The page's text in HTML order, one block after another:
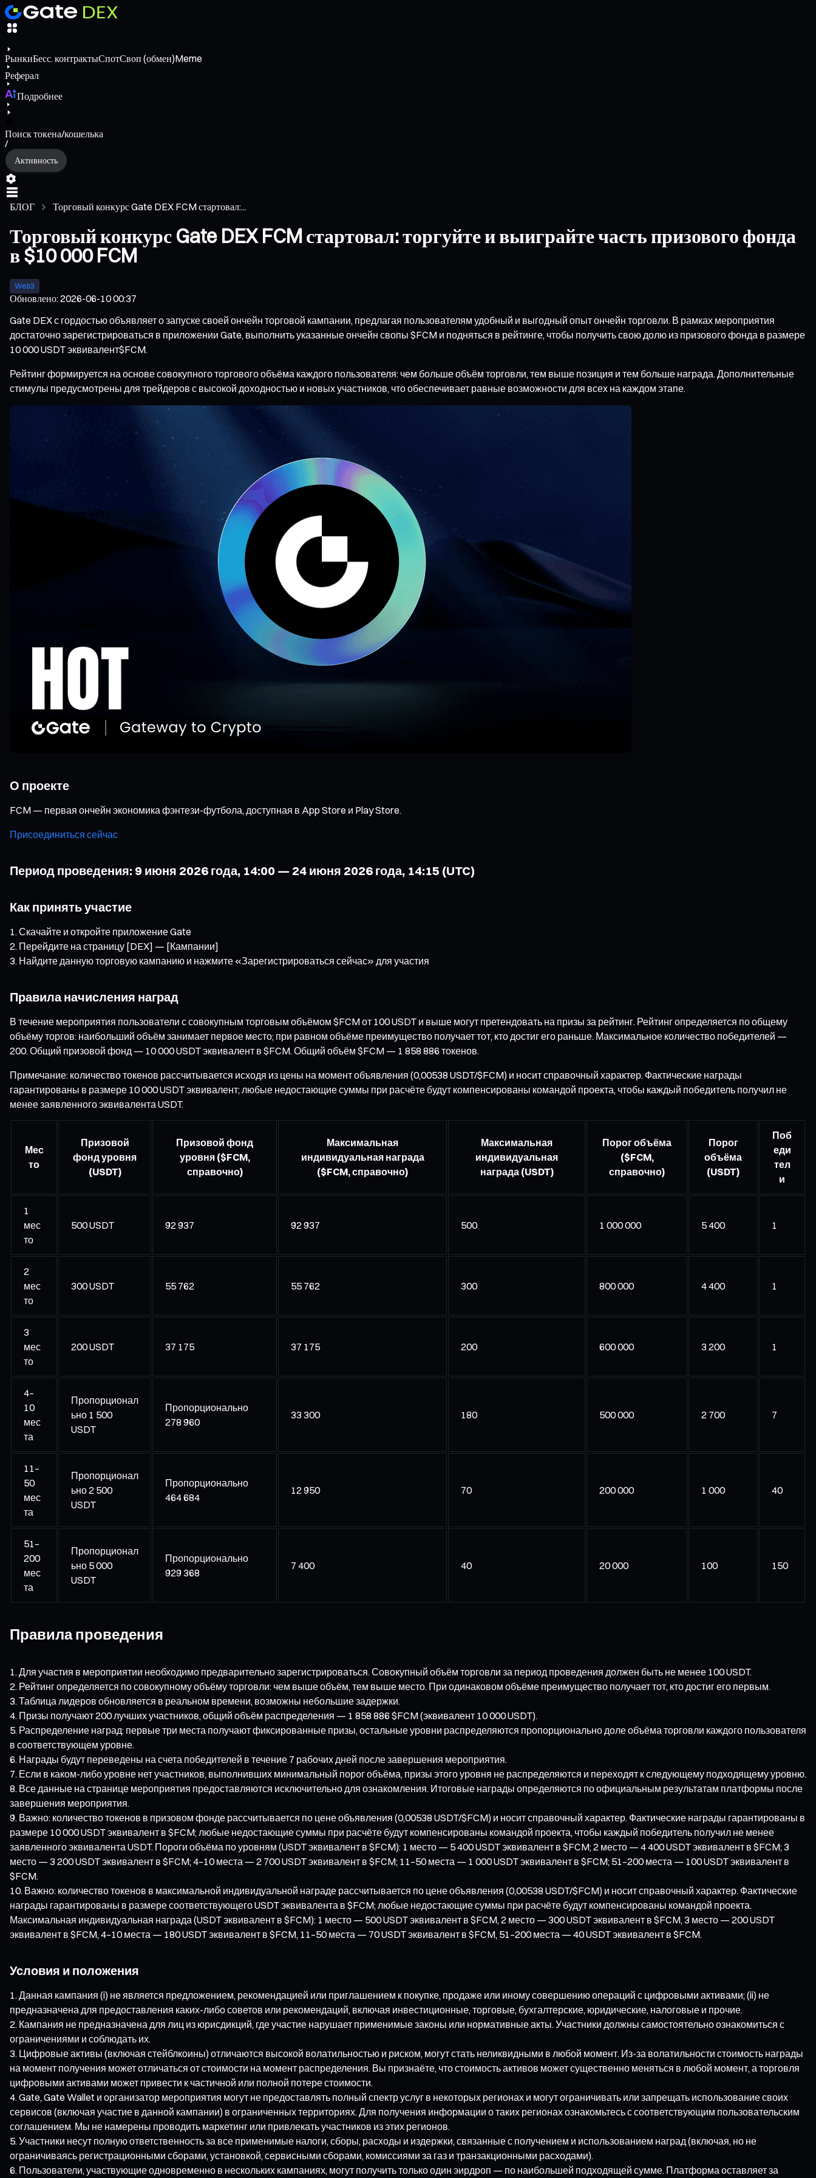
РынкиБесс. контрактыСпотСвоп (обмен)Meme
Реферал
Подробнее
Поиск токена/кошелька
/
Активность
БЛОГ Торговый конкурс Gate DEX FCM стартовал:...
Торговый конкурс Gate DEX FCM стартовал: торгуйте и выиграйте часть призового фонда
в $10 000 FCM
Web3
Обновлено:2026-06-10 00:37
Gate DEX с гордостью объявляет о запуске своей ончейн торговой кампании, предлагая пользователям удобный и выгодный опыт ончейн торговли. В рамках мероприятия
достаточно зарегистрироваться в приложении Gate, выполнить указанные ончейн свопы $FCM и подняться в рейтинге, чтобы получить свою долю из призового фонда в размере
10 000 USDT эквивалент$FCM.
Рейтинг формируется на основе совокупного торгового объёма каждого пользователя: чем больше объём торговли, тем выше позиция и тем больше награда. Дополнительные
стимулы предусмотрены для трейдеров с высокой доходностью и новых участников, что обеспечивает равные возможности для всех на каждом этапе.
О проекте
FCM — первая ончейн экономика фэнтези-футбола, доступная в App Store и Play Store.
Присоединиться сейчас
Период проведения: 9 июня 2026 года, 14:00 — 24 июня 2026 года, 14:15 (UTC)
Как принять участие
Скачайте и откройте приложение Gate
Перейдите на страницу [DEX] — [Кампании]
Найдите данную торговую кампанию и нажмите «Зарегистрироваться сейчас» для участия
Правила начисления наград
В течение мероприятия пользователи с совокупным торговым объёмом $FCM от 100 USDT и выше могут претендовать на призы за рейтинг. Рейтинг определяется по общему
объёму торгов: наибольший объём занимает первое место; при равном объёме преимущество получает тот, кто достиг его раньше. Максимальное количество победителей —
200. Общий призовой фонд — 10 000 USDT эквивалент в $FCM. Общий объём $FCM — 1 858 886 токенов.
Примечание: количество токенов рассчитывается исходя из цены на момент объявления (0,00538 USDT/$FCM) и носит справочный характер. Фактические награды
гарантированы в размере 10 000 USDT эквивалент; любые недостающие суммы при расчёте будут компенсированы командой проекта, чтобы каждый победитель получил не
менее заявленного эквивалента USDT.
Мес
то
Призовой
фонд уровня
(USDT)
Призовой фонд
уровня ($FCM,
справочно)
Максимальная
индивидуальная награда
($FCM, справочно)
Максимальная
индивидуальная
награда (USDT)
Порог объёма
($FCM,
справочно)
Порог
объёма
(USDT)
Поб
еди
тел
и
1
мес
то
500 USDT 92 937 92 937 500 1 000 000 5 400 1
2
мес
то
300 USDT 55 762 55 762 300 800 000 4 400 1
3
мес
то
200 USDT 37 175 37 175 200 600 000 3 200 1
4–
10
мес
та
Пропорционал
ьно 1 500
USDT
Пропорционально
278 960
33 300 180 500 000 2 700 7
11–
50
мес
та
Пропорционал
ьно 2 500
USDT
Пропорционально
464 684
12 950 70 200 000 1 000 40
51–
200
мес
та
Пропорционал
ьно 5 000
USDT
Пропорционально
929 368
7 400 40 20 000 100 150
Правила проведения
Для участия в мероприятии необходимо предварительно зарегистрироваться. Совокупный объём торговли за период проведения должен быть не менее 100 USDT.
Рейтинг определяется по совокупному объёму торговли: чем выше объём, тем выше место. При одинаковом объёме преимущество получает тот, кто достиг его первым.
Таблица лидеров обновляется в реальном времени, возможны небольшие задержки.
Призы получают 200 лучших участников, общий объём распределения — 1 858 886 $FCM (эквивалент 10 000 USDT).
Распределение наград: первые три места получают фиксированные призы, остальные уровни распределяются пропорционально доле объёма торговли каждого пользователя
в соответствующем уровне.
Награды будут переведены на счета победителей в течение 7 рабочих дней после завершения мероприятия.
Если в каком-либо уровне нет участников, выполнивших минимальный порог объёма, призы этого уровня не распределяются и переходят к следующему подходящему уровню.
Все данные на странице мероприятия предоставляются исключительно для ознакомления. Итоговые награды определяются по официальным результатам платформы после
завершения мероприятия.
Важно: количество токенов в призовом фонде рассчитывается по цене объявления (0,00538 USDT/$FCM) и носит справочный характер. Фактические награды гарантированы в
размере 10 000 USDT эквивалент в $FCM; любые недостающие суммы при расчёте будут компенсированы командой проекта, чтобы каждый победитель получил не менее
заявленного эквивалента USDT. Пороги объёма по уровням (USDT эквивалент в $FCM): 1 место — 5 400 USDT эквивалент в $FCM; 2 место — 4 400 USDT эквивалент в $FCM; 3
место — 3 200 USDT эквивалент в $FCM; 4–10 места — 2 700 USDT эквивалент в $FCM; 11–50 места — 1 000 USDT эквивалент в $FCM; 51–200 места — 100 USDT эквивалент в
$FCM.
Важно: количество токенов в максимальной индивидуальной награде рассчитывается по цене объявления (0,00538 USDT/$FCM) и носит справочный характер. Фактические
награды гарантированы в размере соответствующего USDT эквивалента в $FCM; любые недостающие суммы при расчёте будут компенсированы командой проекта.
Максимальная индивидуальная награда (USDT эквивалент в $FCM): 1 место — 500 USDT эквивалент в $FCM, 2 место — 300 USDT эквивалент в $FCM, 3 место — 200 USDT
эквивалент в $FCM, 4–10 места — 180 USDT эквивалент в $FCM, 11–50 места — 70 USDT эквивалент в $FCM, 51–200 места — 40 USDT эквивалент в $FCM.
Условия и положения
Данная кампания (i) не является предложением, рекомендацией или приглашением к покупке, продаже или иному совершению операций с цифровыми активами; (ii) не
предназначена для предоставления каких-либо советов или рекомендаций, включая инвестиционные, торговые, бухгалтерские, юридические, налоговые и прочие.
Кампания не предназначена для лиц из юрисдикций, где участие нарушает применимые законы или нормативные акты. Участники должны самостоятельно ознакомиться с
ограничениями и соблюдать их.
Цифровые активы (включая стейблкоины) отличаются высокой волатильностью и риском, могут стать неликвидными в любой момент. Из-за волатильности стоимость награды
на момент получения может отличаться от стоимости на момент распределения. Вы признаёте, что стоимость активов может существенно меняться в любой момент, а торговля
цифровыми активами может привести к частичной или полной потере стоимости.
Gate, Gate Wallet и организатор мероприятия могут не предоставлять полный спектр услуг в некоторых регионах и могут ограничивать или запрещать использование своих
сервисов (включая участие в данной кампании) в ограниченных территориях. Для получения информации о таких регионах ознакомьтесь с соответствующим пользовательским
соглашением. Мы не намерены проводить маркетинг или привлекать участников из этих регионов.
Участники несут полную ответственность за все применимые налоги, сборы, расходы и издержки, связанные с получением и использованием наград (включая, но не
ограничиваясь регистрационными сборами, установкой, сервисными сборами, комиссиями за газ и транзакционными расходами).
Пользователи, участвующие одновременно в нескольких кампаниях, могут получить только один эирдроп — по наибольшей подходящей сумме. Платформа оставляет за